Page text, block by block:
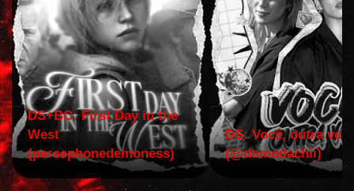
DS+BC: First Day in the
West
(persephonedemoness)
DS: Você, outra vez!
(@domodachii)